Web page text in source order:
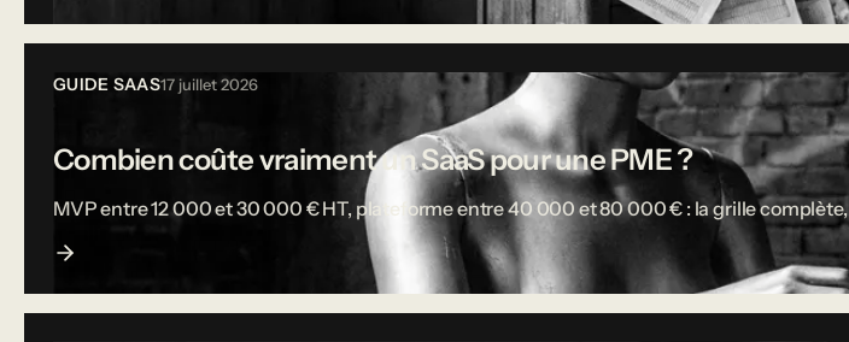
GUIDE SAAS17 juillet 2026
Combien coûte vraiment un SaaS pour une PME ?
MVP entre 12 000 et 30 000 € HT, plateforme entre 40 000 et 80 000 € : la grille